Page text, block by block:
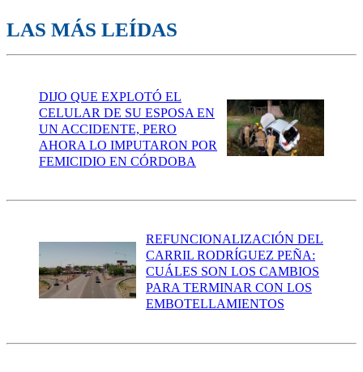
LAS MÁS LEÍDAS
DIJO QUE EXPLOTÓ EL
CELULAR DE SU ESPOSA EN
UN ACCIDENTE, PERO
AHORA LO IMPUTARON POR
FEMICIDIO EN CÓRDOBA
REFUNCIONALIZACIÓN DEL
CARRIL RODRÍGUEZ PEÑA:
CUÁLES SON LOS CAMBIOS
PARA TERMINAR CON LOS
EMBOTELLAMIENTOS